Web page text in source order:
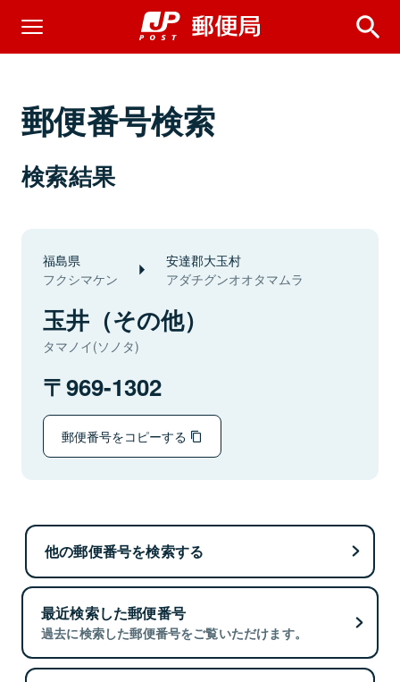
郵便番号検索
検索結果
福島県
フクシマケン
安達郡大玉村
アダチグンオオタマムラ
玉井（その他）
タマノイ(ソノタ)
969-1302
郵便番号をコピーする
他の郵便番号を検索する
最近検索した郵便番号
過去に検索した郵便番号をご覧いただけます。